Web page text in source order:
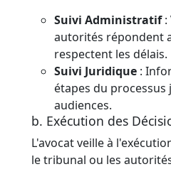
Suivi Administratif:
autorités répondent
respectent les délais.
Suivi Juridique :
étapes du processus
audiences.
b. Exécution des
L'avocat veille à
le tribunal ou les